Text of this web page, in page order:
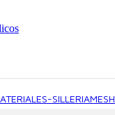
SILLERIAMESH